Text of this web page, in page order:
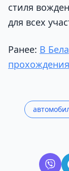
стиля
для всех
Ранее: В